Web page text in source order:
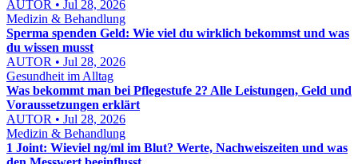
AUTOR • Jul 28, 2026
Medizin & Behandlung
Sperma spenden Geld: Wie viel du wirklich bekommst und was
du wissen musst
AUTOR • Jul 28, 2026
Gesundheit im Alltag
Was bekommt man bei Pflegestufe 2? Alle Leistungen, Geld und
Voraussetzungen erklärt
AUTOR • Jul 28, 2026
Medizin & Behandlung
1 Joint: Wieviel ng/ml im Blut? Werte, Nachweiszeiten und was